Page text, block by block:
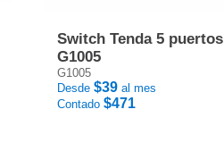
Switch Tenda 5 puertos
G1005
G1005
Desde $39 al mes
Contado $471